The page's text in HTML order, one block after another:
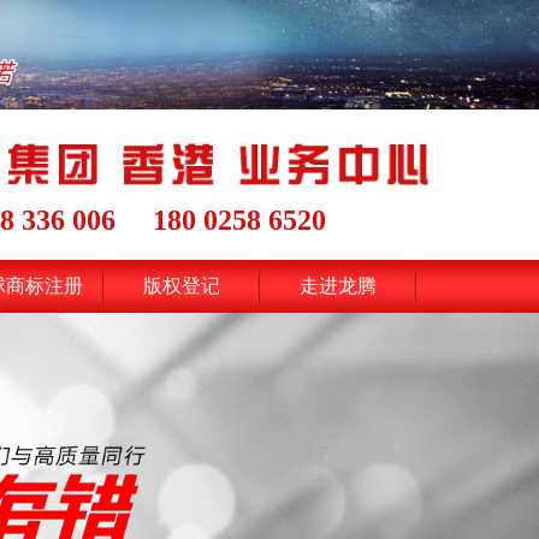
336 006 180 0258 6520
商标注册 版权登记 走进龙腾